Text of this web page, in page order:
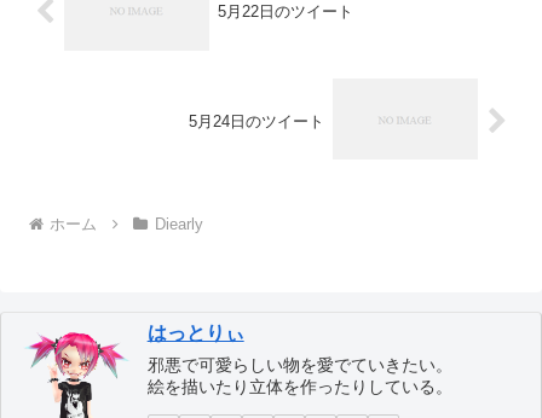
5月22日のツイート
5月24日のツイート
ホーム Diearly
はっとりぃ
邪悪で可愛らしい物を愛でていきたい。
絵を描いたり立体を作ったりしている。